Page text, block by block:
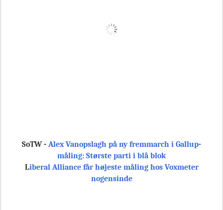
SoTW - Alex Vanopslagh på ny fremmarch i Gallup-
måling: Største parti i blå blok
Liberal Alliance får højeste måling hos Voxmeter
nogensinde